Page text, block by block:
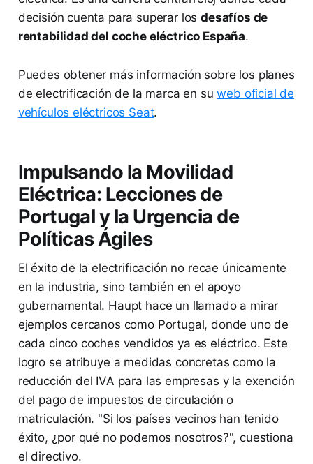
decisión cuenta para superar losdesafíos de
rentabilidad del coche eléctrico España.
Puedes obtener más información sobre los planes
de electrificación de la marca en suweb oficial de
vehículos eléctricos Seat.
Impulsando la Movilidad
Eléctrica: Lecciones de
Portugal y la Urgencia de
Políticas Ágiles
El éxito de la electrificación no recae únicamente
en la industria, sino también en el apoyo
gubernamental. Haupt hace un llamado a mirar
ejemplos cercanos como Portugal, donde uno de
cada cinco coches vendidos ya es eléctrico. Este
logro se atribuye a medidas concretas como la
reducción del IVA para las empresas y la exención
del pago de impuestos de circulación o
matriculación. "Si los países vecinos han tenido
éxito, ¿por qué no podemos nosotros?", cuestiona
el directivo.